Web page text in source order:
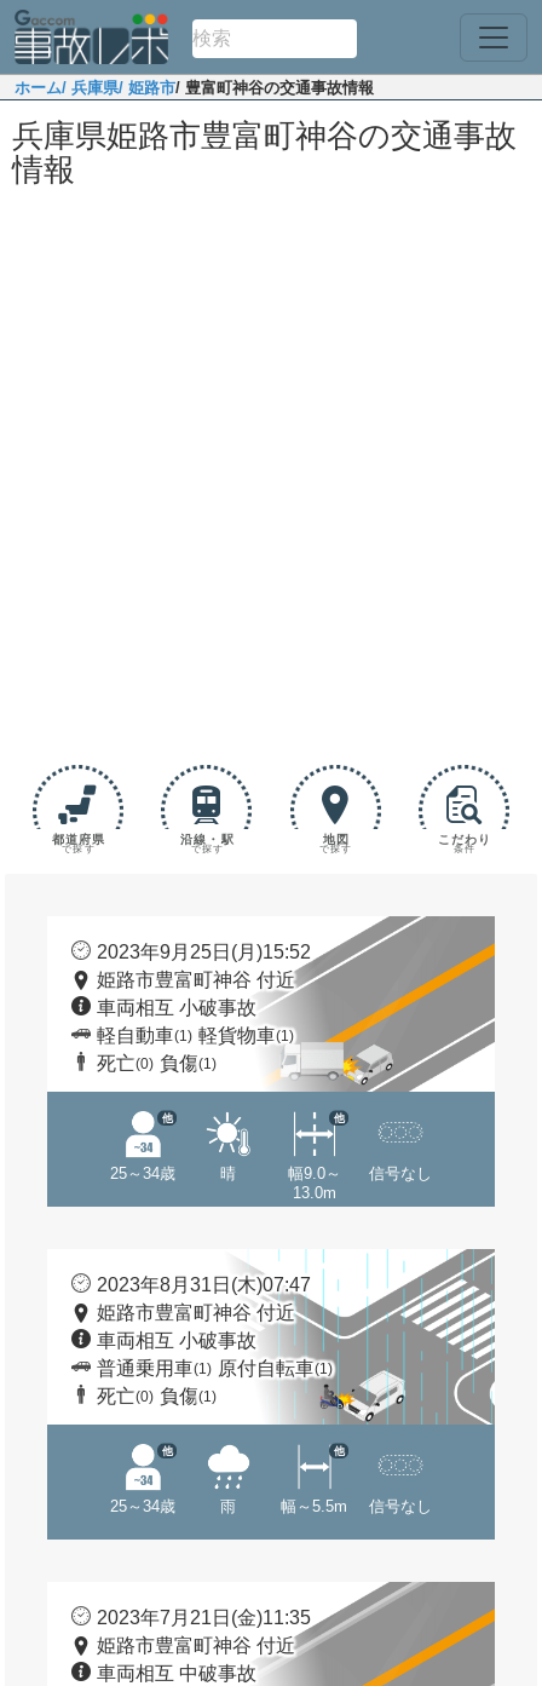
ホーム/ 兵庫県/ 姫路市/ 豊富町神谷の交通事故情報
兵庫県姫路市豊富町神谷の交通事故
情報
都道府県
で探す
沿線・駅
で探す
地図
で探す
こだわり
条件
2023年9月25日(月)15:52
姫路市豊富町神谷 付近
車両相互 小破事故
軽自動車(1) 軽貨物車(1)
死亡(0) 負傷(1)
25～34歳
他
晴
幅9.0～
13.0m
他
信号なし
2023年8月31日(木)07:47
姫路市豊富町神谷 付近
車両相互 小破事故
普通乗用車(1) 原付自転車(1)
死亡(0) 負傷(1)
25～34歳
他
雨 幅～5.5m
他
信号なし
2023年7月21日(金)11:35
姫路市豊富町神谷 付近
車両相互 中破事故